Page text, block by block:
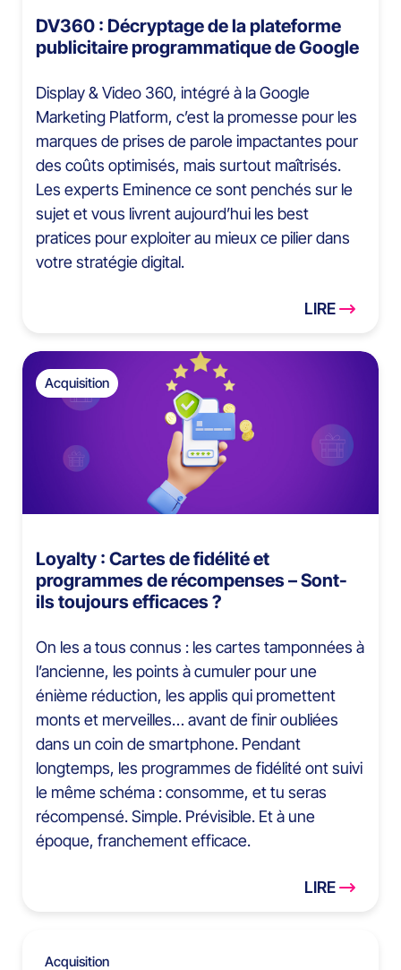
DV360 : Décryptage de la plateforme
publicitaire programmatique de Google
Display & Video 360, intégré à la Google
Marketing Platform, c’est la promesse pour les
marques de prises de parole impactantes pour
des coûts optimisés, mais surtout maîtrisés.
Les experts Eminence ce sont penchés sur le
sujet et vous livrent aujourd’hui les best
pratices pour exploiter au mieux ce pilier dans
votre stratégie digital.
LIRE
Acquisition
Loyalty : Cartes de fidélité et
programmes de récompenses – Sont-
ils toujours efficaces ?
On les a tous connus : les cartes tamponnées à
l’ancienne, les points à cumuler pour une
énième réduction, les applis qui promettent
monts et merveilles… avant de finir oubliées
dans un coin de smartphone. Pendant
longtemps, les programmes de fidélité ont suivi
le même schéma : consomme, et tu seras
récompensé. Simple. Prévisible. Et à une
époque, franchement efficace.
LIRE
Acquisition